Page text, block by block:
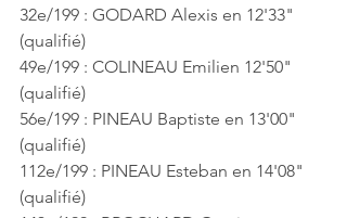
32e/199 : GODARD Alexis en 12'33"
(qualifié)
49e/199 : COLINEAU Emilien 12'50"
(qualifié)
56e/199 : PINEAU Baptiste en 13'00"
(qualifié)
112e/199 : PINEAU Esteban en 14'08"
(qualifié)